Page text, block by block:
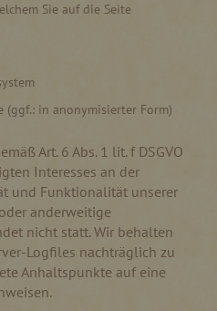
Sie auf die Seite
(ggf.: in anonymisierter Form)
Art. 6 Abs. 1 lit. f DSGVO
Interesses an der
und Funktionalität unserer
anderweitige
nicht statt. Wir behalten
Logfiles nachträglich zu
Anhaltspunkte auf eine